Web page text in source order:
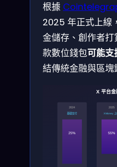
根據
2025 年正式上線
金儲存、創作者
款數位錢包可能
結傳統金融與區塊
X 平台金
2024
基礎支付
25%
2025
X Money 上
55%